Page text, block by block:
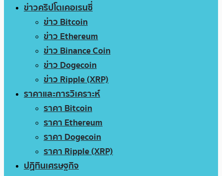
ข่าวคริปโตเคอเรนซี่
ข่าว Bitcoin
ข่าว Ethereum
ข่าว Binance Coin
ข่าว Dogecoin
ข่าว Ripple (XRP)
ราคาและการวิเคราะห์
ราคา Bitcoin
ราคา Ethereum
ราคา Dogecoin
ราคา Ripple (XRP)
ปฏิทินเศรษฐกิจ